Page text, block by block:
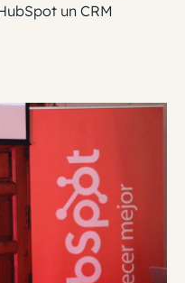
un CRM